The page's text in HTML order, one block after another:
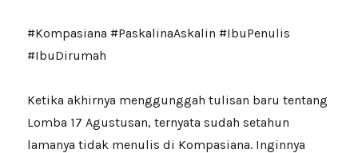
#Kompasiana #PaskalinaAskalin #IbuPenulis
#IbuDirumah
Ketika akhirnya menggunggah tulisan baru tentang
Lomba 17 Agustusan, ternyata sudah setahun
lamanya tidak menulis di Kompasiana. Inginnya